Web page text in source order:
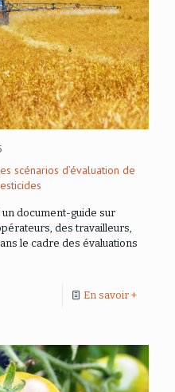
scénarios d’évaluation de
un document-guide sur
des travailleurs,
le cadre des évaluations
En savoir +